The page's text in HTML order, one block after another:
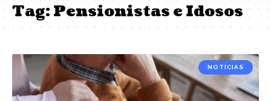
Tag:Pensionistas e Idosos
NOTÍCIAS